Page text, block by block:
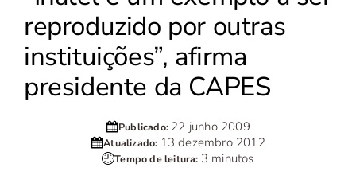
reproduzido por outras
instituições”, afirma
presidente da CAPES
Publicado: 22 junho 2009
Atualizado: 13 dezembro 2012
Tempo de leitura: 3 minutos